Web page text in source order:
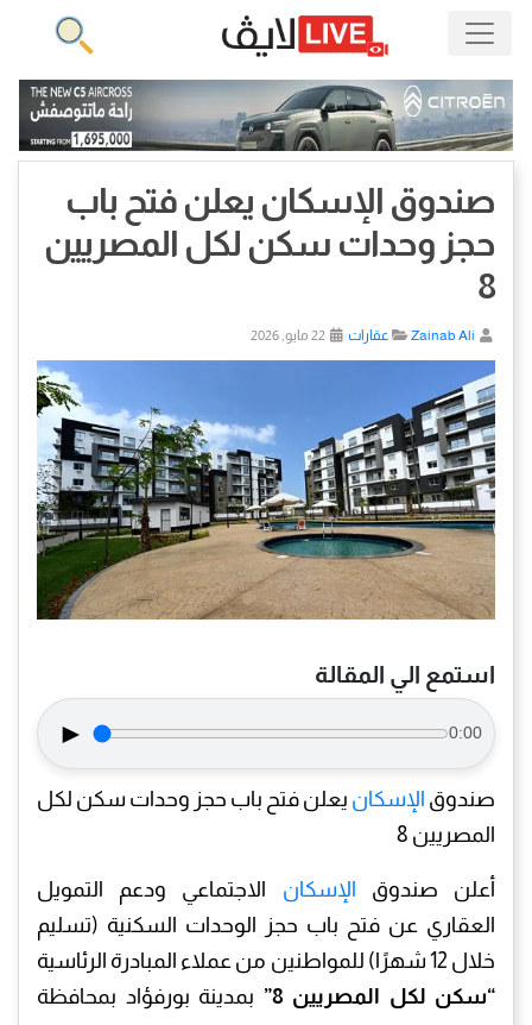
صندوق الإسكان يعلن فتح باب
حجز وحدات سكن لكل المصريين
8
Zainab Ali عقارات
استمع الي المقالة
► 0:00
صندوق الإسكان يعلن فتح باب حجز وحدات سكن لكل
المصريين 8
أعلن صندوق الإسكان الاجتماعي ودعم التمويل
العقاري عن فتح باب حجز الوحدات السكنية (تسليم
خلال 12 شهرًا) للمواطنين من عملاء المبادرة الرئاسية
“سكن لكل المصريين 8”
بمدينة بورفؤاد بمحافظة